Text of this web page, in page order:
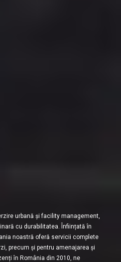
urbană și facility management,
cu durabilitatea. Înființată în
noastră oferă servicii complete
precum și pentru amenajarea și
în România din 2010, ne